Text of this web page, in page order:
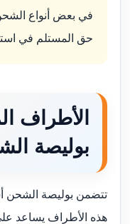
في بعض أنواع
حق المستلم في
الأطراف
بوليصة
تتضمن بوليصة الشحن
هذه الأطراف يساعد